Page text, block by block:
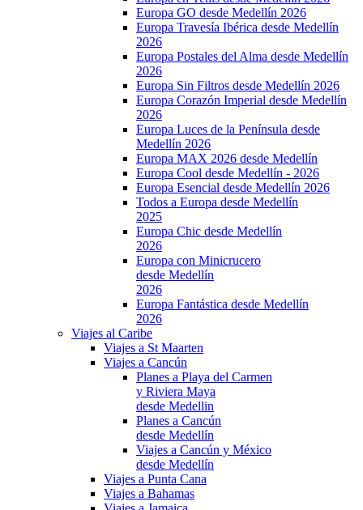
Europa GO desde Medellín 2026
Europa Travesía Ibérica desde Medellín
2026
Europa Postales del Alma desde Medellín
2026
Europa Sin Filtros desde Medellín 2026
Europa Corazón Imperial desde Medellín
2026
Europa Luces de la Península desde
Medellín 2026
Europa MAX 2026 desde Medellín
Europa Cool desde Medellín - 2026
Europa Esencial desde Medellín 2026
Todos a Europa desde Medellín
2025
Europa Chic desde Medellín
2026
Europa con Minicrucero
desde Medellín
2026
Europa Fantástica desde Medellín
2026
Viajes al Caribe
Viajes a St Maarten
Viajes a Cancún
Planes a Playa del Carmen
y Riviera Maya
desde Medellin
Planes a Cancún
desde Medellín
Viajes a Cancún y México
desde Medellín
Viajes a Punta Cana
Viajes a Bahamas